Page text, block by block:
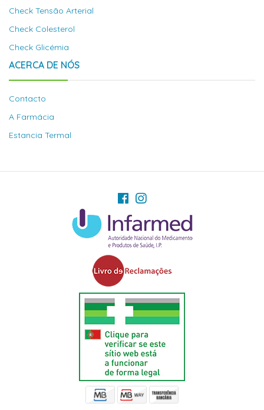
Check Tensão Arterial
Check Colesterol
Check Glicémia
ACERCA DE NÓS
Contacto
A Farmácia
Estancia Termal